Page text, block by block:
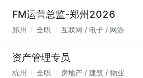
FM运营总监-郑州2026
郑州 全职 互联网 / 电子 / 网游
资产管理专员
杭州 全职 房地产 / 建筑 / 物业